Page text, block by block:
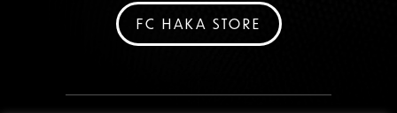
FC HAKA STORE